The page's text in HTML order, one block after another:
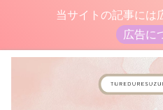
当サイトの記事には
広告に